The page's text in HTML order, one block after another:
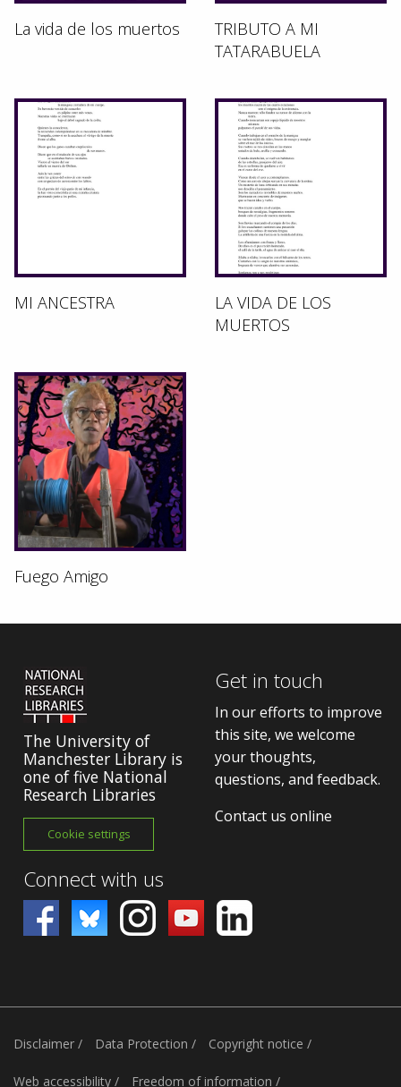
La vida de los muertos
TRIBUTO A MI
TATARABUELA
MI ANCESTRA
LA VIDA DE LOS
MUERTOS
Fuego Amigo
The University of
Manchester Library is
one of five National
Research Libraries
Cookie settings
Get in touch
In our efforts to improve
this site, we welcome
your thoughts,
questions, and feedback.
Contact us online
Connect with us
Disclaimer / Data Protection / Copyright notice /
Web accessibility / Freedom of information /